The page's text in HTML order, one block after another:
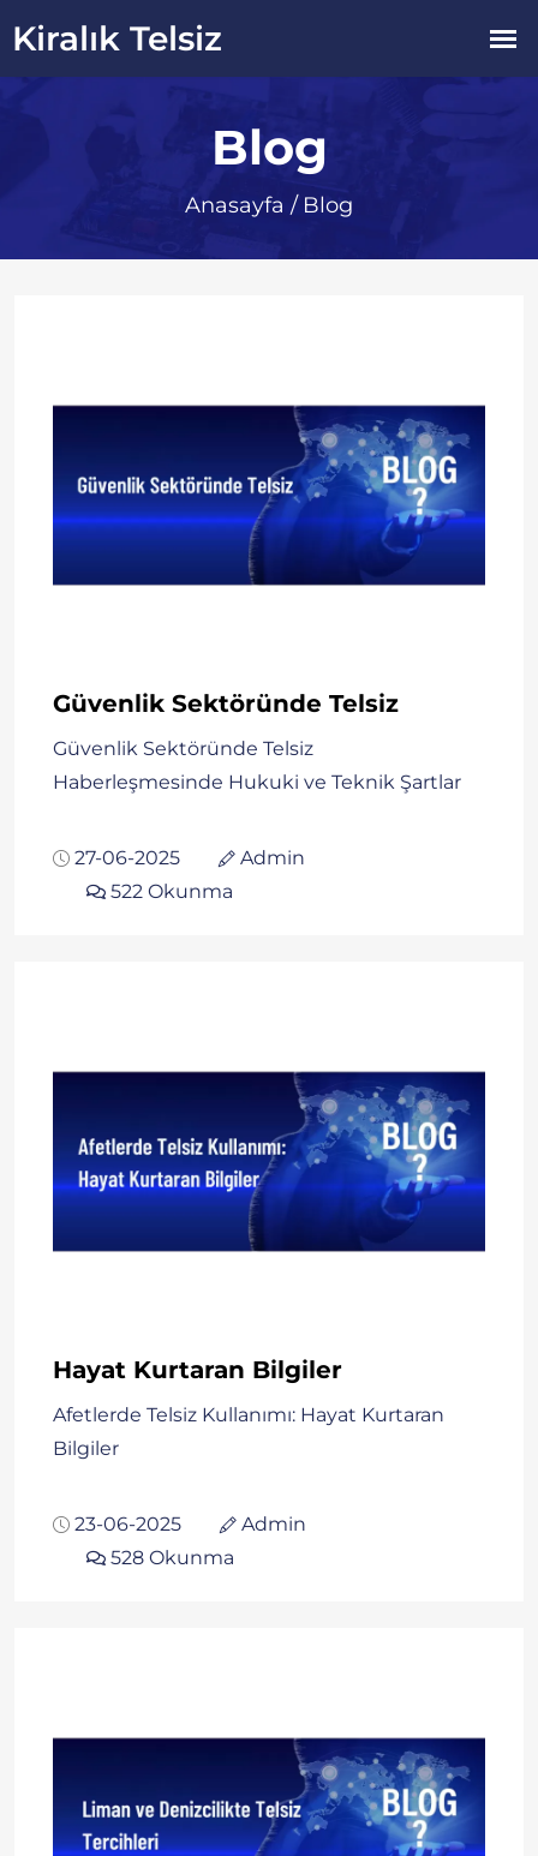
Blog
Anasayfa / Blog
Güvenlik Sektöründe Telsiz
Güvenlik Sektöründe Telsiz
Haberleşmesinde Hukuki ve Teknik Şartlar
27-06-2025
Admin
522 Okunma
Hayat Kurtaran Bilgiler
Afetlerde Telsiz Kullanımı: Hayat Kurtaran
Bilgiler
23-06-2025
Admin
528 Okunma